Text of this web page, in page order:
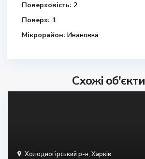
Поверховість: 2
Поверх: 1
Мікрорайон: Ивановка
Схожі об'єкти
Холодногірський р-н, Харків